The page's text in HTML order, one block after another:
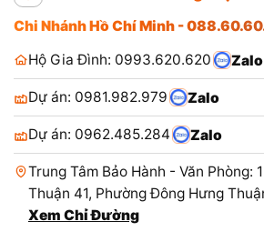
Chi Nhánh Hồ Chí Minh -
Hộ Gia Đình: 0993.620.620
Zalo
Dự án: 0981.982.979 Zalo
Dự án: 0962.485.284 Zalo
Trung Tâm Bảo Hành - Văn Phòng:
Thuận 41, Phường Đông Hưng
Xem Chỉ Đường